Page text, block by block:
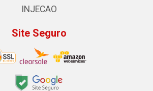
INJECAO
Site Seguro